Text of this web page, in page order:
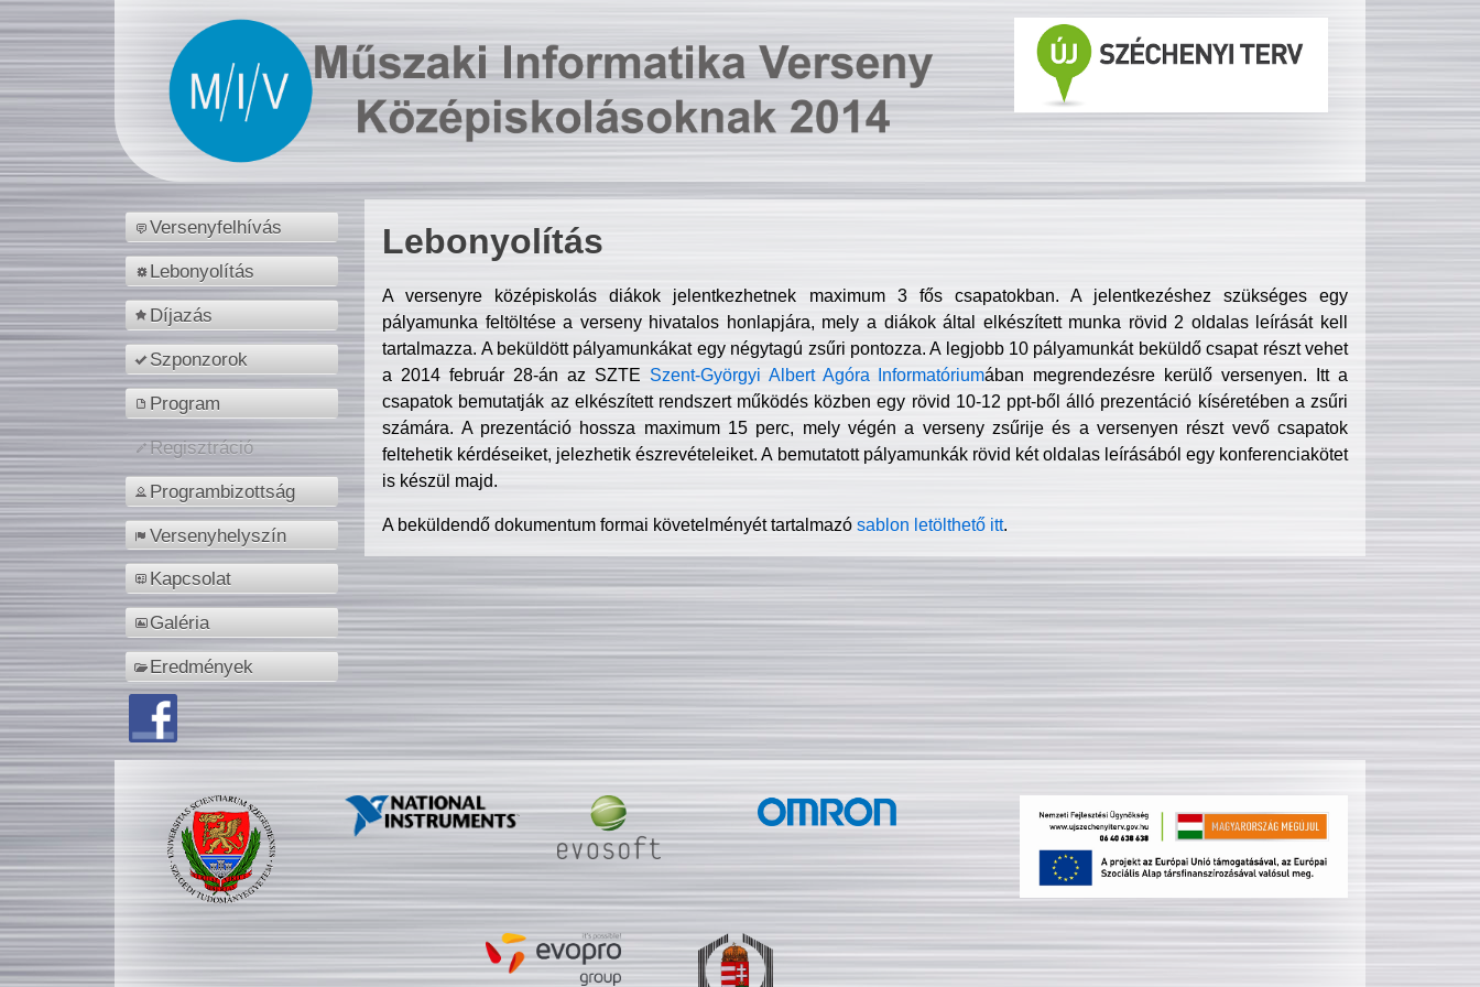
Versenyfelhívás
Lebonyolítás
Díjazás
Szponzorok
Program
Regisztráció
Programbizottság
Versenyhelyszín
Kapcsolat
Galéria
Eredmények
Lebonyolítás
A versenyre középiskolás diákok jelentkezhetnek maximum 3 fős csapatokban. A jelentkezéshez szükséges egy
pályamunka feltöltése a verseny hivatalos honlapjára, mely a diákok által elkészített munka rövid 2 oldalas leírását kell
tartalmazza. A beküldött pályamunkákat egy négytagú zsűri pontozza. A legjobb 10 pályamunkát beküldő csapat részt vehet
a 2014 február 28-án az SZTE Szent-Györgyi Albert Agóra Informatóriumában megrendezésre kerülő versenyen. Itt a
csapatok bemutatják az elkészített rendszert működés közben egy rövid 10-12 ppt-ből álló prezentáció kíséretében a zsűri
számára. A prezentáció hossza maximum 15 perc, mely végén a verseny zsűrije és a versenyen részt vevő csapatok
feltehetik kérdéseiket, jelezhetik észrevételeiket. A bemutatott pályamunkák rövid két oldalas leírásából egy konferenciakötet
is készül majd.
A beküldendő dokumentum formai követelményét tartalmazósablon letölthető itt.